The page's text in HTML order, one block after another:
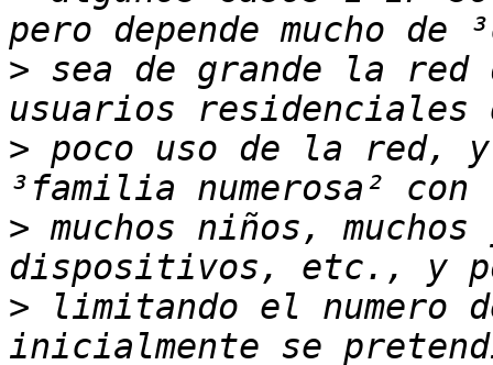
> sea de grande la red
> poco uso de la red,
> muchos niños, muchos
> limitando el numero